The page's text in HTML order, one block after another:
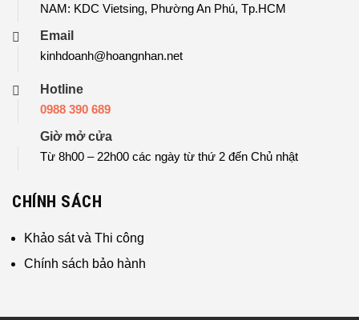
NAM: KDC Vietsing, Phường An Phú, Tp.HCM
Email
kinhdoanh@hoangnhan.net
Hotline
0988 390 689
Giờ mở cửa
Từ 8h00 – 22h00 các ngày từ thứ 2 đến Chủ nhật
CHÍNH SÁCH
Khảo sát và Thi công
Chính sách bảo hành